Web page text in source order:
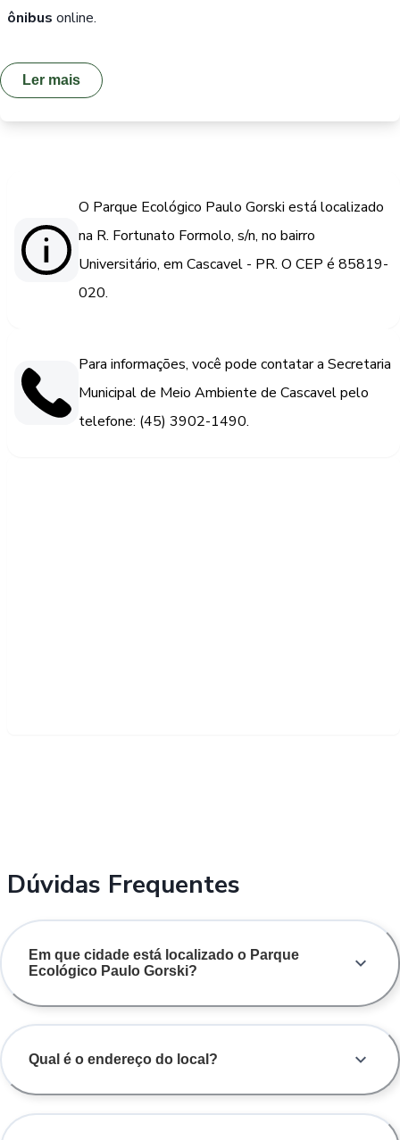
ônibus online.
Ler mais
O Parque Ecológico Paulo Gorski está localizado
na R. Fortunato Formolo, s/n, no bairro
Universitário, em Cascavel - PR. O CEP é 85819-
020.
Para informações, você pode contatar a Secretaria
Municipal de Meio Ambiente de Cascavel pelo
telefone: (45) 3902-1490.
Dúvidas Frequentes
Em que cidade está localizado o Parque
Ecológico Paulo Gorski?
Qual é o endereço do local?